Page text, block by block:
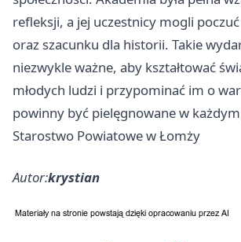
refleksji, a jej uczestnicy mogli
oraz szacunku dla historii. Takie
niezwykle ważne, aby kształtować
młodych ludzi i przypominać im o
powinny być pielęgnowane w
Starostwo Powiatowe w Łomży
Autor:krystian